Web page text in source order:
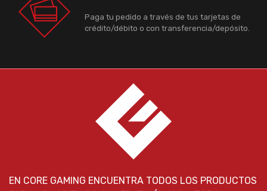
Paga tu pedido a través de tus tarjetas de
crédito/débito o con transferencia/depósito.
EN CORE GAMING ENCUENTRA TODOS LOS PRODUCTOS